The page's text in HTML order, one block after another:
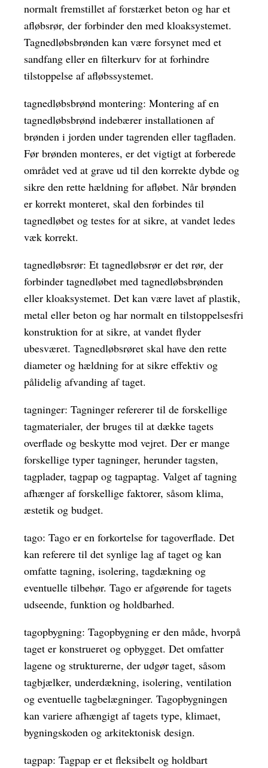
normalt fremstillet af forstærket beton og har et
afløbsrør, der forbinder den med kloaksystemet.
Tagnedløbsbrønden kan være forsynet med et
sandfang eller en filterkurv for at forhindre
tilstoppelse af afløbssystemet.
tagnedløbsbrønd montering: Montering af en
tagnedløbsbrønd indebærer installationen af
brønden i jorden under tagrenden eller tagfladen.
Før brønden monteres, er det vigtigt at forberede
området ved at grave ud til den korrekte dybde og
sikre den rette hældning for afløbet. Når brønden
er korrekt monteret, skal den forbindes til
tagnedløbet og testes for at sikre, at vandet ledes
væk korrekt.
tagnedløbsrør: Et tagnedløbsrør er det rør, der
forbinder tagnedløbet med tagnedløbsbrønden
eller kloaksystemet. Det kan være lavet af plastik,
metal eller beton og har normalt en tilstoppelsesfri
konstruktion for at sikre, at vandet flyder
ubesværet. Tagnedløbsrøret skal have den rette
diameter og hældning for at sikre effektiv og
pålidelig afvanding af taget.
tagninger: Tagninger refererer til de forskellige
tagmaterialer, der bruges til at dække tagets
overflade og beskytte mod vejret. Der er mange
forskellige typer tagninger, herunder tagsten,
tagplader, tagpap og tagpaptag. Valget af tagning
afhænger af forskellige faktorer, såsom klima,
æstetik og budget.
tago: Tago er en forkortelse for tagoverflade. Det
kan referere til det synlige lag af taget og kan
omfatte tagning, isolering, tagdækning og
eventuelle tilbehør. Tago er afgørende for tagets
udseende, funktion og holdbarhed.
tagopbygning: Tagopbygning er den måde, hvorpå
taget er konstrueret og opbygget. Det omfatter
lagene og strukturerne, der udgør taget, såsom
tagbjælker, underdækning, isolering, ventilation
og eventuelle tagbelægninger. Tagopbygningen
kan variere afhængigt af tagets type, klimaet,
bygningskoden og arkitektonisk design.
tagpap: Tagpap er et fleksibelt og holdbart